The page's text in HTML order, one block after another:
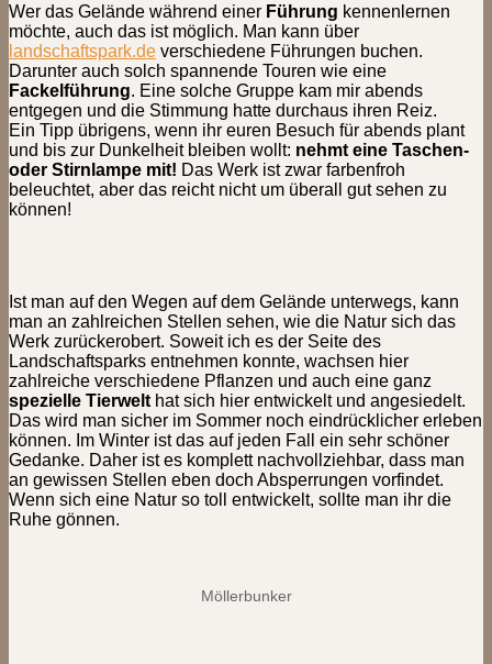
Wer das Gelände während einer Führung kennenlernen
möchte, auch das ist möglich. Man kann über
landschaftspark.de verschiedene Führungen buchen.
Darunter auch solch spannende Touren wie eine
Fackelführung. Eine solche Gruppe kam mir abends
entgegen und die Stimmung hatte durchaus ihren Reiz.
Ein Tipp übrigens, wenn ihr euren Besuch für abends plant
und bis zur Dunkelheit bleiben wollt: nehmt eine Taschen-
oder Stirnlampe mit! Das Werk ist zwar farbenfroh
beleuchtet, aber das reicht nicht um überall gut sehen zu
können!
Ist man auf den Wegen auf dem Gelände unterwegs, kann
man an zahlreichen Stellen sehen, wie die Natur sich das
Werk zurückerobert. Soweit ich es der Seite des
Landschaftsparks entnehmen konnte, wachsen hier
zahlreiche verschiedene Pflanzen und auch eine ganz
spezielle Tierwelt hat sich hier entwickelt und angesiedelt.
Das wird man sicher im Sommer noch eindrücklicher erleben
können. Im Winter ist das auf jeden Fall ein sehr schöner
Gedanke. Daher ist es komplett nachvollziehbar, dass man
an gewissen Stellen eben doch Absperrungen vorfindet.
Wenn sich eine Natur so toll entwickelt, sollte man ihr die
Ruhe gönnen.
Möllerbunker